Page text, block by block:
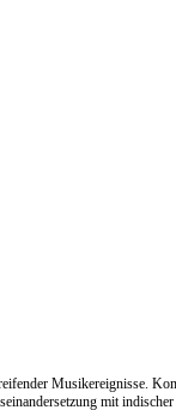
Musikereignisse.
mit